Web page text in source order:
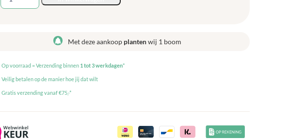
Hindernisbaan
Met deze aankoop plantenwij 1 boom
Op voorraad = Verzending binnen 1 tot 3 werkdagen*
Veilig betalen op de manier hoe jij dat wilt
Gratis verzending vanaf €75,-*